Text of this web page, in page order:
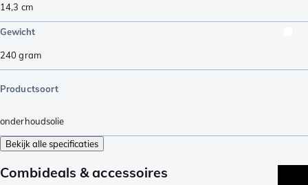
14,3 cm
Gewicht
240gram
Productsoort
onderhoudsolie
Bekijk alle specificaties
Combideals & accessoires